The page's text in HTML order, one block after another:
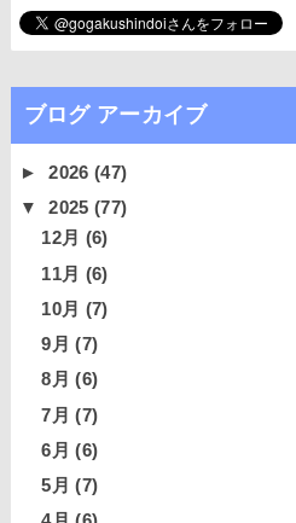
ブログ アーカイブ
►2026(47)
▼2025(77)
12月 (6)
11月 (6)
10月 (7)
9月(7)
8月(6)
7月(7)
6月(6)
5月(7)